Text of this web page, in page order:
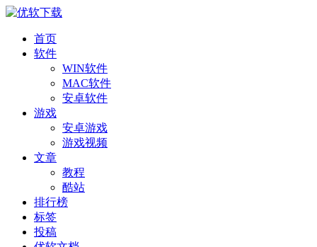
首页
软件
WIN软件
MAC软件
安卓软件
游戏
安卓游戏
游戏视频
文章
教程
酷站
排行榜
标签
投稿